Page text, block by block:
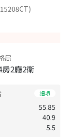
局
房2廳2衛
細項
55.85
40.9
5.5